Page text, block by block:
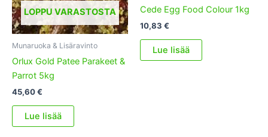
LOPPU VARASTOSTA
Munaruoka & Lisäravinto
Orlux Gold Patee Parakeet &
Parrot 5kg
45,60€
Lue lisää
Cede Egg Food Colour 1kg
10,83 €
Lue lisää